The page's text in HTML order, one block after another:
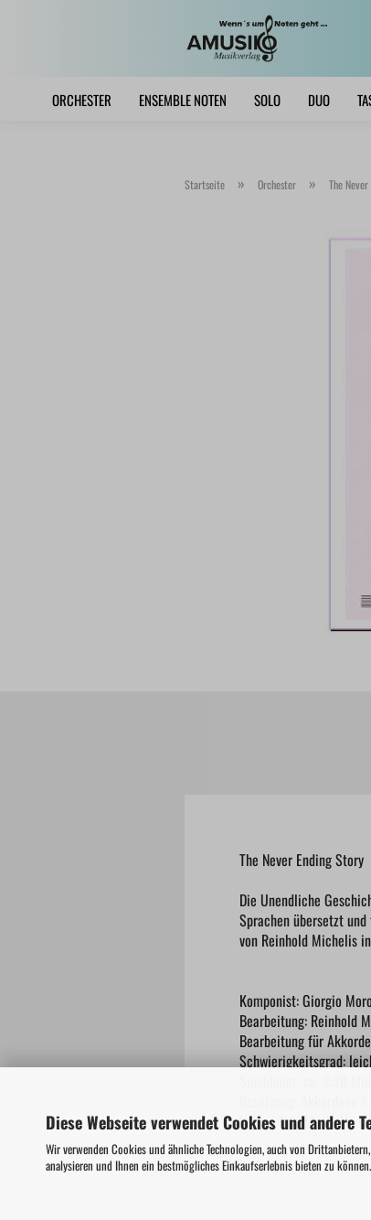
Diese Webseite verwendet Cookies und andere
Wir verwenden Cookies und ähnliche Technologien, auch von
analysieren und Ihnen ein bestmögliches Einkaufserlebnis bieten zu
ORCHESTER ENSEMBLE NOTEN SOLO DUO
Startseite » Orchester » The
The Never Ending Story
Die Unendliche
Sprachen übersetzt
von Reinhold Michelis
Komponist: Giorgio
Bearbeitung: Reinhold
Bearbeitung für
Schwierigkeitsgrad:
Verlag: NordMusik-